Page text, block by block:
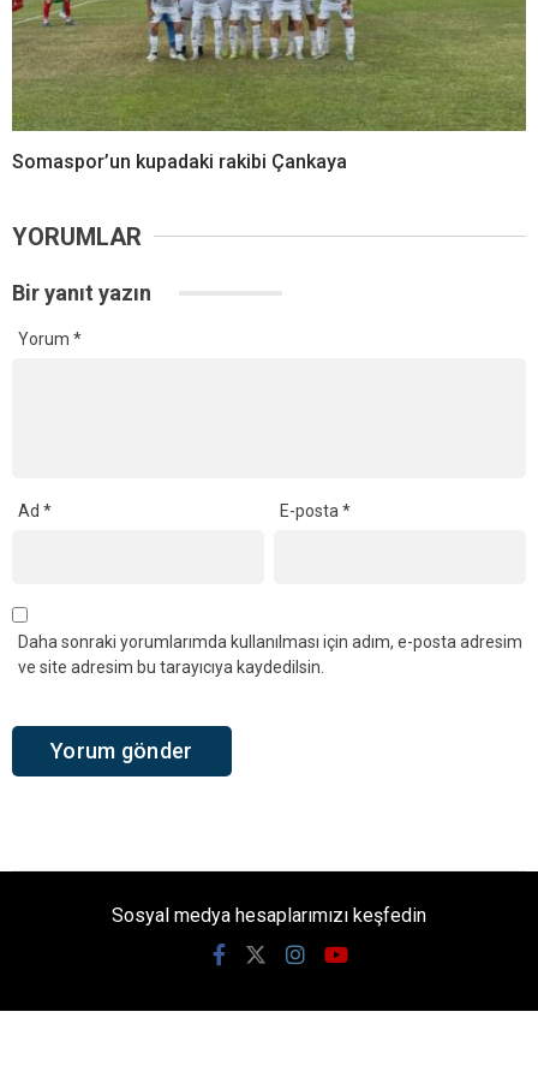
Somaspor’un kupadaki rakibi Çankaya
YORUMLAR
Bir yanıt yazın
Yorum *
Ad * E-posta*
Daha sonraki yorumlarımda kullanılması için adım, e-posta adresim
ve site adresim bu tarayıcıya kaydedilsin.
Sosyal medya hesaplarımızı keşfedin